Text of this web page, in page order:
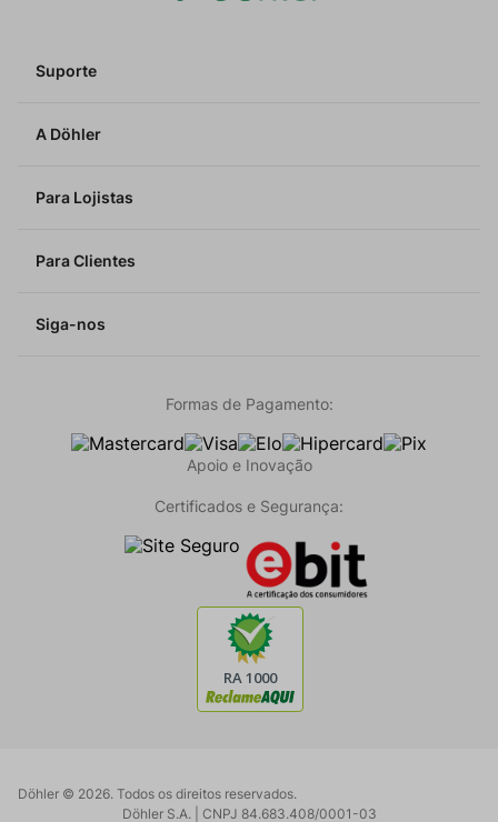
Suporte
A Döhler
Para Lojistas
Para Clientes
Siga-nos
Formas de Pagamento:
Apoio e Inovação
Certificados e Segurança:
Döhler © 2026. Todos os direitos reservados.
Döhler S.A. | CNPJ 84.683.408/0001-03